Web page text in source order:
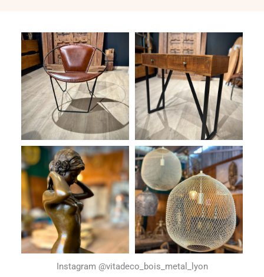
Instagram @vitadeco_bois_metal_lyon